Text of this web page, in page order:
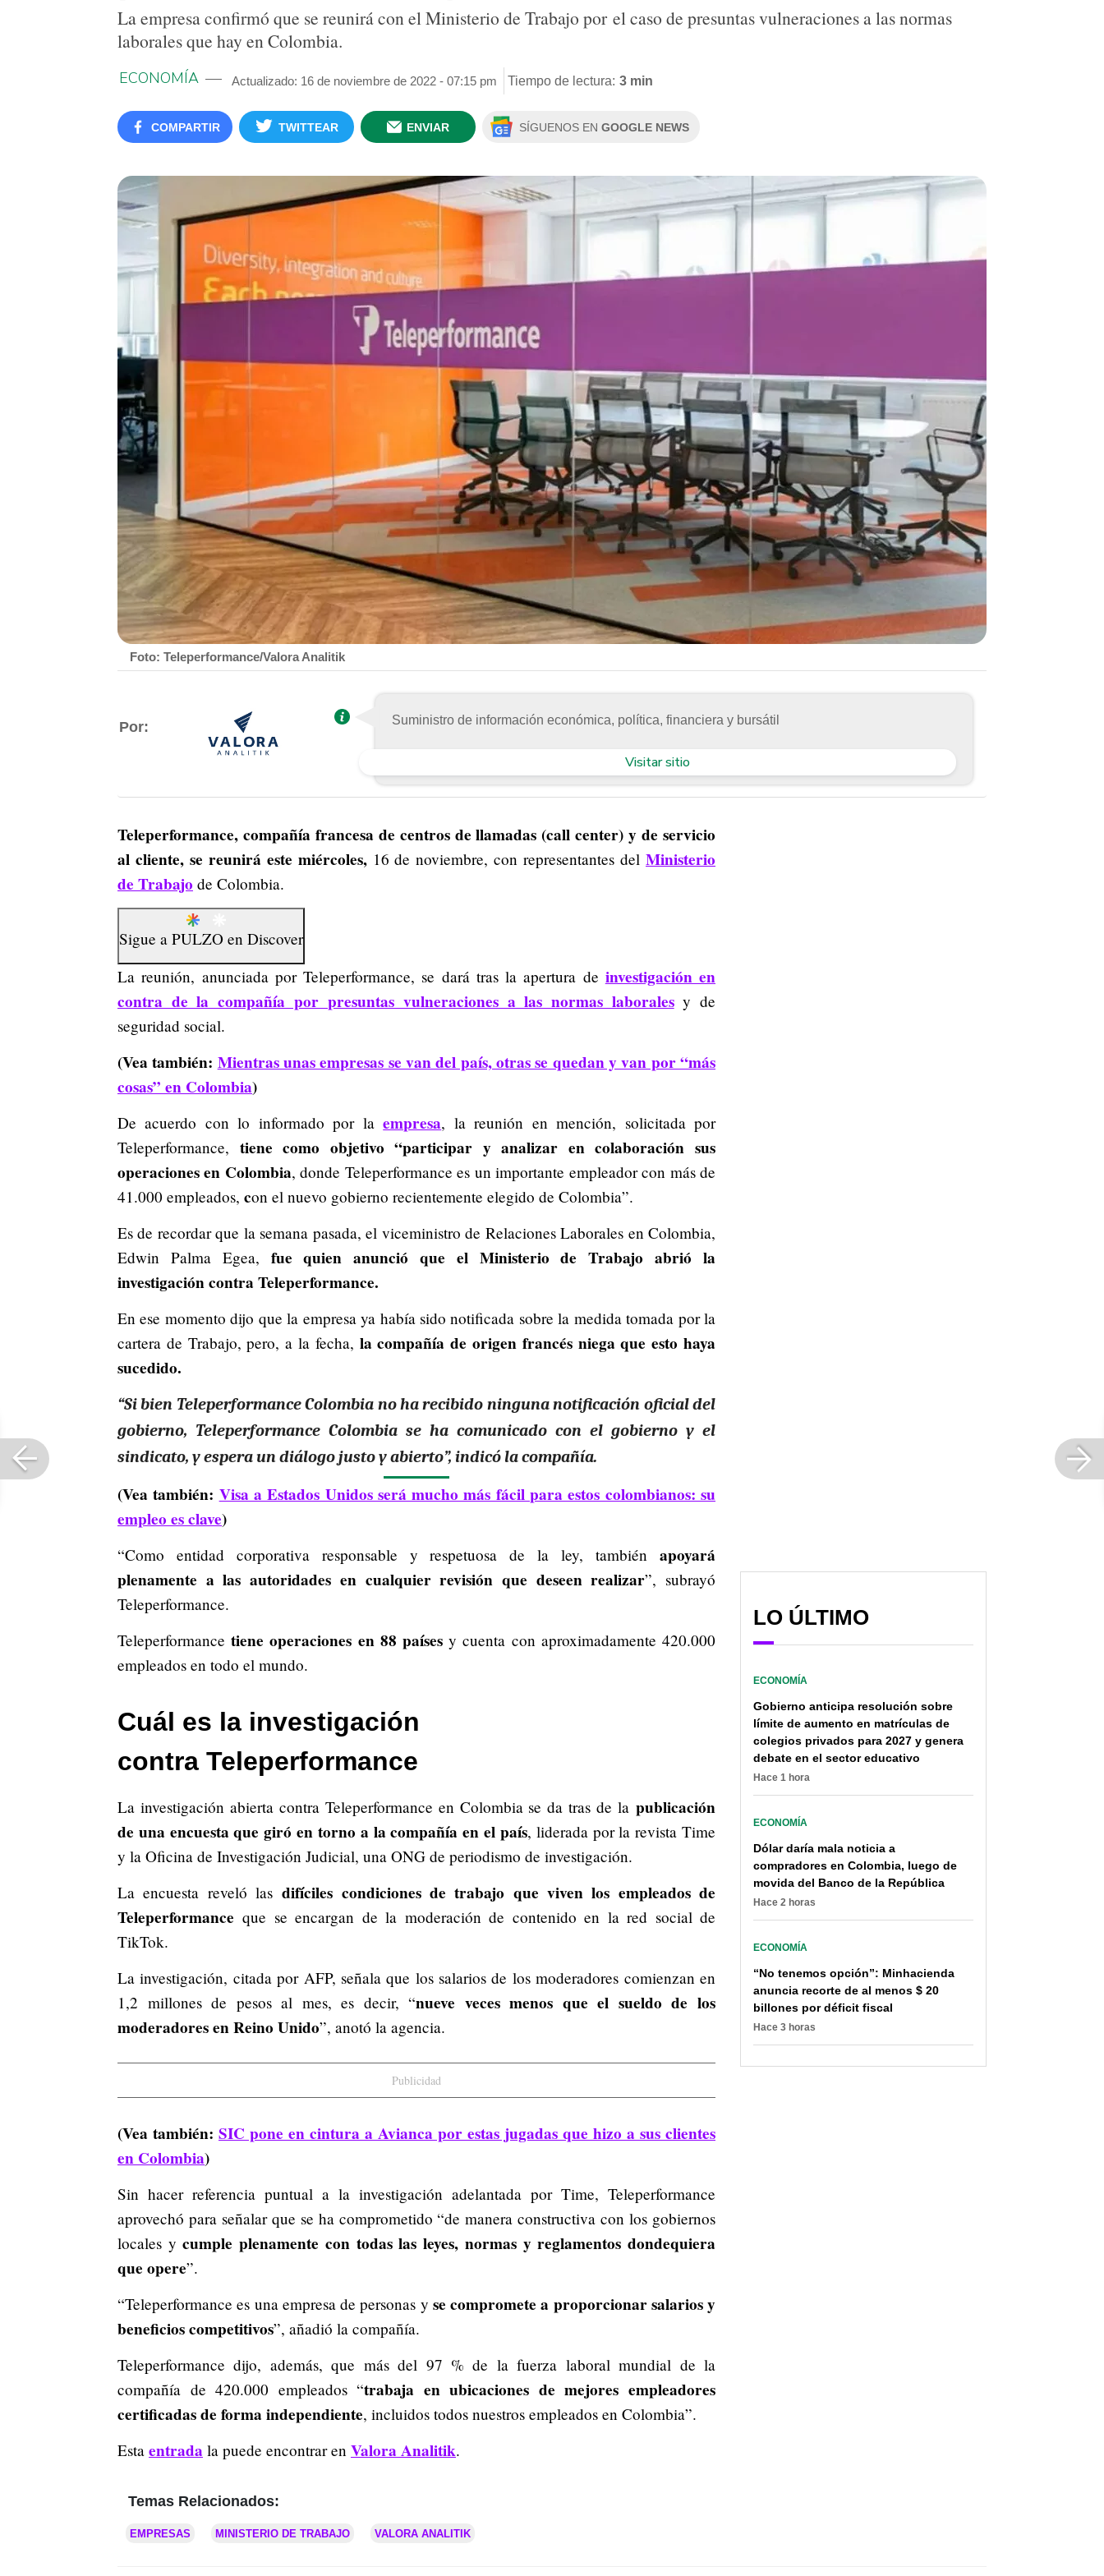
La empresa confirmó que se reunirá con el Ministerio de Trabajo por el caso de presuntas vulneraciones a las normas
laborales que hay en Colombia.
ECONOMÍA Actualizado: 16 de noviembre de 2022 - 07:15 pm Tiempo de lectura: 3 min
COMPARTIR TWITTEAR ENVIAR SÍGUENOS EN GOOGLE NEWS
Foto: Teleperformance/Valora Analitik
Por: Suministro de información económica, política, financiera y bursátil
Visitar sitio
Teleperformance, compañía francesa de centros de llamadas (call center) y de servicio
al cliente, se reunirá este miércoles,16 de noviembre, con representantes delMinisterio
de Trabajo de Colombia.
Sigue a PULZO en Discover
La reunión, anunciada por Teleperformance, se dará tras la apertura de investigación en
contra de la compañía por presuntas vulneraciones a las normas laborales y de
seguridad social.
(Vea también: Mientras unas empresas se van del país, otras se quedan y van por “más
cosas” en Colombia)
De acuerdo con lo informado por laempresa, la reunión en mención, solicitada por
Teleperformance, tiene como objetivo “participar y analizar en colaboración sus
operaciones en Colombia, donde Teleperformance es un importante empleador con más de
41.000 empleados, con el nuevo gobierno recientemente elegido de Colombia”.
Es de recordar que la semana pasada, el viceministro de Relaciones Laborales en Colombia,
Edwin Palma Egea, fue quien anunció que el Ministerio de Trabajo abrió la
investigación contra Teleperformance.
En ese momento dijo que la empresa ya había sido notificada sobre la medida tomada por la
cartera de Trabajo, pero, a la fecha, la compañía de origen francés niega que esto haya
sucedido.
“Si bien Teleperformance Colombia no ha recibido ninguna notificación oficial del
gobierno, Teleperformance Colombia se ha comunicado con el gobierno y el
sindicato, y espera un diálogo justo y abierto”, indicó la compañía.
(Vea también: Visa a Estados Unidos será mucho más fácil para estos colombianos: su
empleo es clave)
“Como entidad corporativa responsable y respetuosa de la ley, también apoyará
plenamente a las autoridades en cualquier revisión que deseen realizar”, subrayó
Teleperformance.
Teleperformancetiene operaciones en 88 países y cuenta con aproximadamente 420.000
empleados en todo el mundo.
Cuál es la investigación
contra Teleperformance
La investigación abierta contra Teleperformance en Colombia se da tras de la publicación
de una encuesta que giró en torno a la compañía en el país, liderada por la revista Time
y la Oficina de Investigación Judicial, una ONG de periodismo de investigación.
La encuesta reveló lasdifíciles condiciones de trabajo que viven los empleados de
Teleperformance que se encargan de la moderación de contenido en la red social de
TikTok.
La investigación, citada por AFP, señala que los salarios de los moderadores comienzan en
1,2 millones de pesos al mes, es decir, “nueve veces menos que el sueldo de los
moderadores en Reino Unido”, anotó la agencia.
Publicidad
(Vea también: SIC pone en cintura a Avianca por estas jugadas que hizo a sus clientes
en Colombia)
Sin hacer referencia puntual a la investigación adelantada por Time, Teleperformance
aprovechó para señalar que se ha comprometido “de manera constructiva con los gobiernos
locales ycumple plenamente con todas las leyes, normas y reglamentos dondequiera
que opere”.
“Teleperformance es una empresa de personas y se compromete a proporcionar salarios y
beneficios competitivos”, añadió la compañía.
Teleperformance dijo, además, que más del 97 % de la fuerza laboral mundial de la
compañía de 420.000 empleados “trabaja en ubicaciones de mejores empleadores
certificadas de forma independiente, incluidos todos nuestros empleados en Colombia”.
Esta entrada la puede encontrar en Valora Analitik.
LO ÚLTIMO
ECONOMÍA
Gobierno anticipa resolución sobre
límite de aumento en matrículas de
colegios privados para 2027 y genera
debate en el sector educativo
Hace 1 hora
ECONOMÍA
Dólar daría mala noticia a
compradores en Colombia, luego de
movida del Banco de la República
Hace 2 horas
ECONOMÍA
“No tenemos opción”: Minhacienda
anuncia recorte de al menos $ 20
billones por déficit fiscal
Hace 3 horas
Temas Relacionados:
EMPRESAS MINISTERIO DE TRABAJO VALORA ANALITIK